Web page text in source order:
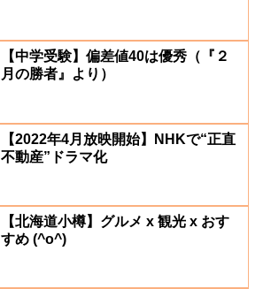
【中学受験】偏差値40は優秀（『２
月の勝者』より）
【2022年4月放映開始】NHKで“正直
不動産”ドラマ化
【北海道小樽】グルメ x 観光 x おす
すめ (^o^)